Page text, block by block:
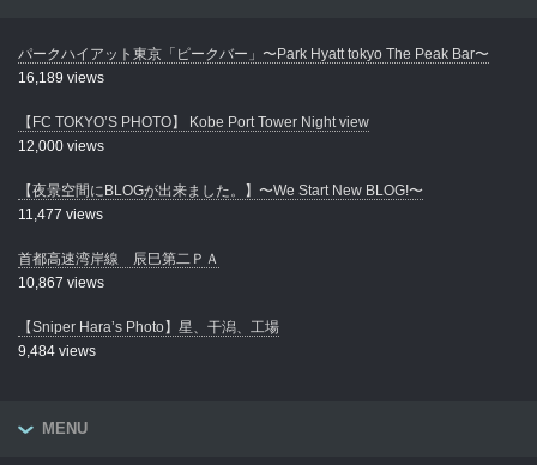
パークハイアット東京「ピークバー」〜Park Hyatt tokyo The Peak Bar〜
16,189 views
【FC TOKYO’S PHOTO】 Kobe Port Tower Night view
12,000 views
【夜景空間にBLOGが出来ました。】〜We Start New BLOG!〜
11,477 views
首都高速湾岸線 辰巳第二ＰＡ
10,867 views
【Sniper Hara’s Photo】星、干潟、工場
9,484 views
MENU